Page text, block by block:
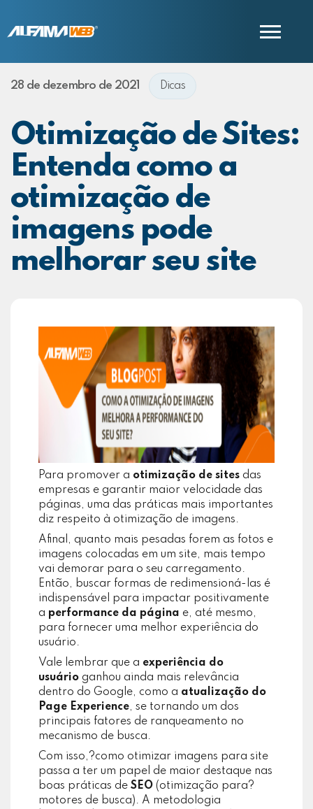
COMERCIAL
SUPORTE
28 de dezembro de 2021 Dicas
Otimização de Sites:
Entenda como a
otimização de
imagens pode
melhorar seu site
Para promover a otimização de sites das
empresas e garantir maior velocidade das
páginas, uma das práticas mais importantes
diz respeito à otimização de imagens.
Afinal, quanto mais pesadas forem as fotos e
imagens colocadas em um site, mais tempo
vai demorar para o seu carregamento.
Então, buscar formas de redimensioná-las é
indispensável para impactar positivamente
a performance da página e, até mesmo,
para fornecer uma melhor experiência do
usuário.
Vale lembrar que a experiência do
usuário ganhou ainda mais relevância
dentro do Google, como a atualização do
Page Experience, se tornando um dos
principais fatores de ranqueamento no
mecanismo de busca.
Com isso,?como otimizar imagens para site
passa a ter um papel de maior destaque nas
boas práticas de SEO (otimização para?
motores de busca). A metodologia